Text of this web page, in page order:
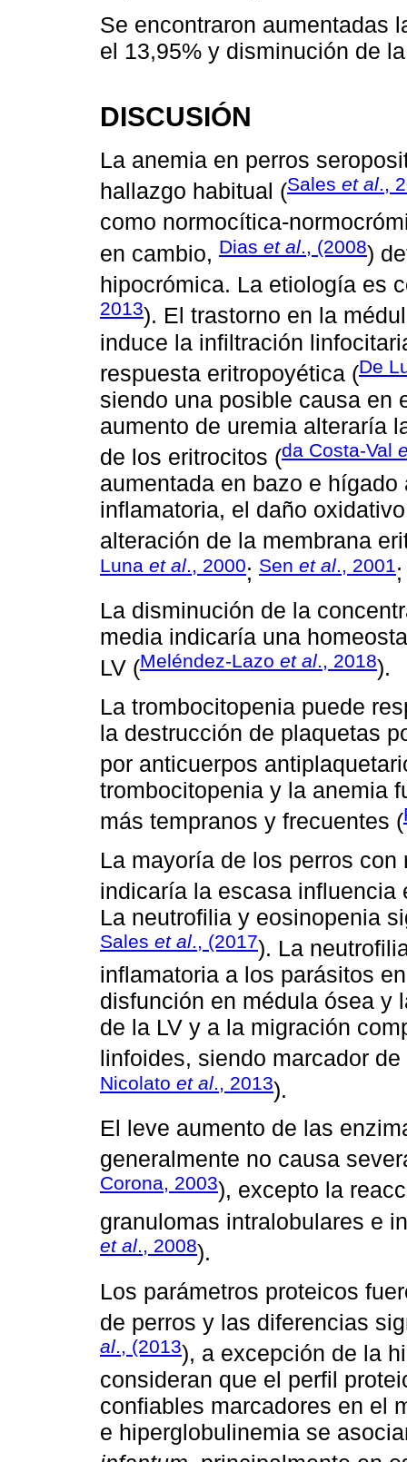
Se encontraron aumentadas
el 13,95% y disminución de
DISCUSIÓN
La anemia en perros
hallazgo habitual (Sales et al.,
como normocítica-
en cambio, Dias et al., (2008)
hipocrómica. La etiología es
2013). El trastorno en la
induce la infiltración
respuesta eritropoyética (De
siendo una posible causa en
aumento de uremia alteraría
de los eritrocitos (da Costa-Val
aumentada en bazo e
inflamatoria, el daño
alteración de la membrana
Luna et al., 2000; Sen et al., 2001
La disminución de la
media indicaría una
LV (Meléndez-Lazo et al., 2018).
La trombocitopenia puede
la destrucción de plaquetas
por anticuerpos
trombocitopenia y la anemia
más tempranos y frecuentes (
La mayoría de los perros
indicaría la escasa influencia
La neutrofilia y eosinopenia
Sales et al., (2017). La
inflamatoria a los parásitos
disfunción en médula ósea y
de la LV y a la migración
linfoides, siendo marcador
Nicolato et al ., 2013).
El leve aumento de las
generalmente no causa
Corona, 2003), excepto la
granulomas intralobulares e
et al., 2008).
Los parámetros proteicos
de perros y las diferencias
al., (2013), a excepción de la
consideran que el perfil
confiables marcadores en el
e hiperglobulinemia se